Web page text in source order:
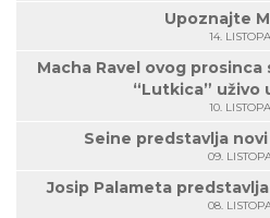
Upoznajte
14.
Macha Ravel ovog
“Lutkica” uživo
10.
Seine predstavlja novi
09.
Josip Palameta
08.